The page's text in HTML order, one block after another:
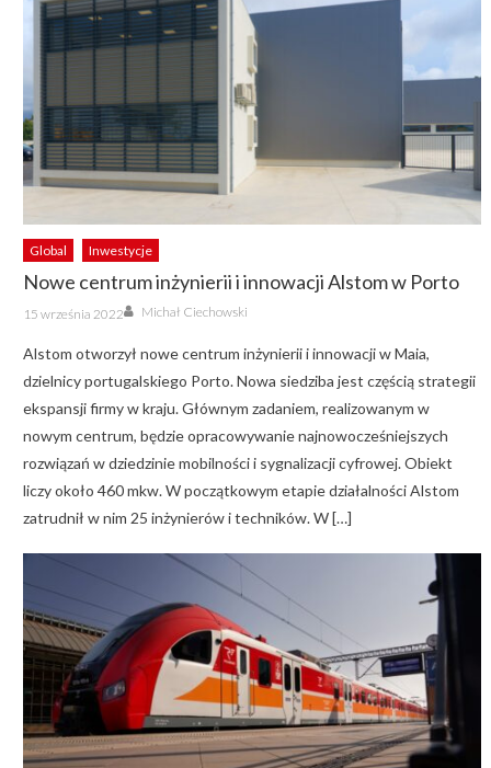
Global Inwestycje
Nowe centrum inżynierii i innowacji Alstom w Porto
Posted
on
15 września 2022 Author
Michał Ciechowski
Alstom otworzył nowe centrum inżynierii i innowacji w Maia,
dzielnicy portugalskiego Porto. Nowa siedziba jest częścią strategii
ekspansji firmy w kraju. Głównym zadaniem, realizowanym w
nowym centrum, będzie opracowywanie najnowocześniejszych
rozwiązań w dziedzinie mobilności i sygnalizacji cyfrowej. Obiekt
liczy około 460 mkw. W początkowym etapie działalności Alstom
zatrudnił w nim 25 inżynierów i techników. W […]